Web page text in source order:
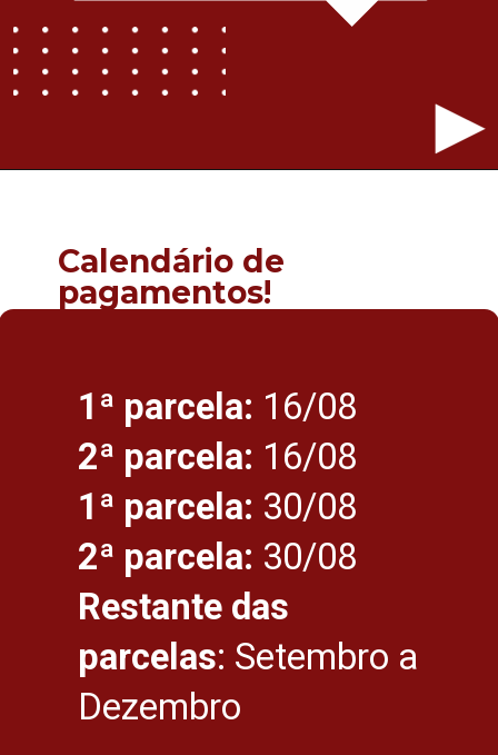
Calendário de
pagamentos!
1ª parcela: 16/08
2ª parcela: 16/08
1ª parcela: 30/08
2ª parcela: 30/08
Restante das
parcelas: Setembro a
Dezembro